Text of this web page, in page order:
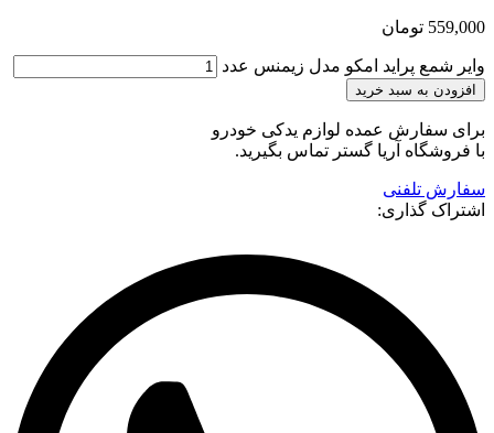
559,000 تومان
وایر شمع پراید امکو مدل زیمنس عدد
افزودن به سبد خرید
برای سفارش عمده لوازم یدکی خودرو
با فروشگاه آریا گستر تماس بگیرید.
سفارش تلفنی
اشتراک گذاری: